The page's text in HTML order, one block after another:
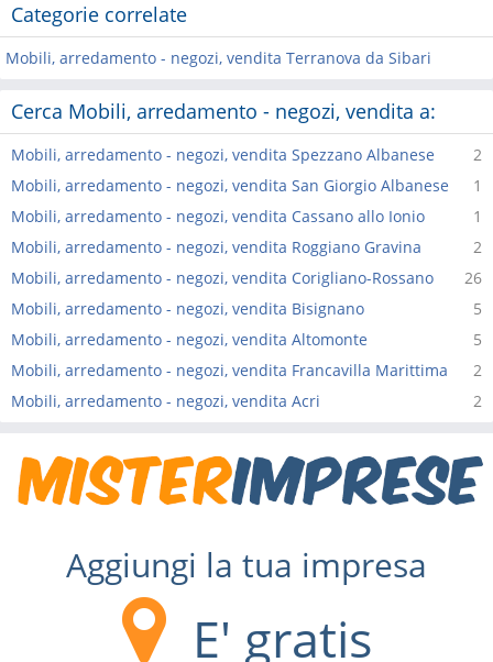
Categorie correlate
Mobili, arredamento - negozi, vendita Terranova da Sibari
Cerca Mobili, arredamento - negozi, vendita a:
2
Mobili, arredamento - negozi, vendita Spezzano Albanese
1
Mobili, arredamento - negozi, vendita San Giorgio Albanese
1
Mobili, arredamento - negozi, vendita Cassano allo Ionio
2
Mobili, arredamento - negozi, vendita Roggiano Gravina
26
Mobili, arredamento - negozi, vendita Corigliano-Rossano
5
Mobili, arredamento - negozi, vendita Bisignano
5
Mobili, arredamento - negozi, vendita Altomonte
2
Mobili, arredamento - negozi, vendita Francavilla Marittima
2
Mobili, arredamento - negozi, vendita Acri
Aggiungi la tua impresa
E' gratis